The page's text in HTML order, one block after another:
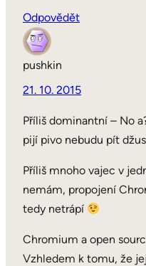
Odpovědět
pushkin
21. 10. 2015
Příliš dominantní – No
pijí pivo nebudu pít
Příliš mnoho vajec v
nemám, propojení
tedy netrápí
Chromium a open
Vzhledem k tomu, že